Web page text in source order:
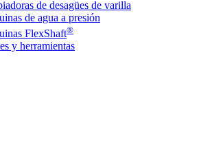
de desagües de varilla
de agua a presión
FlexShaft®
y herramientas